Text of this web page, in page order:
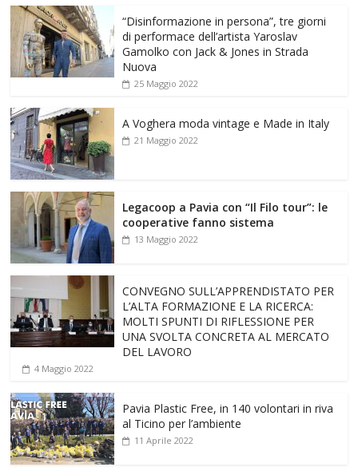
“Disinformazione in persona”, tre giorni
di performace dell’artista Yaroslav
Gamolko con Jack & Jones in Strada
Nuova
25 Maggio 2022
A Voghera moda vintage e Made in Italy
21 Maggio 2022
Legacoop a Pavia con “Il Filo tour”: le
cooperative fanno sistema
13 Maggio 2022
CONVEGNO SULL’APPRENDISTATO PER
L’ALTA FORMAZIONE E LA RICERCA:
MOLTI SPUNTI DI RIFLESSIONE PER
UNA SVOLTA CONCRETA AL MERCATO
DEL LAVORO
4 Maggio 2022
Pavia Plastic Free, in 140 volontari in riva
al Ticino per l’ambiente
11 Aprile 2022